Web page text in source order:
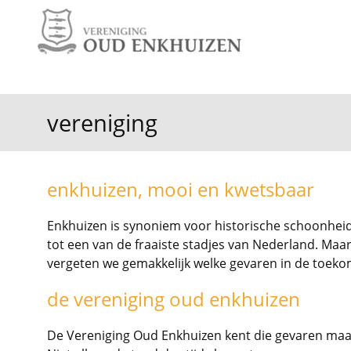
vereniging
enkhuizen, mooi en kwetsbaar
Enkhuizen is synoniem voor historische
tot een van de fraaiste stadjes van Nederland.
vergeten we gemakkelijk welke gevaren in de
de vereniging oud enkhuizen
De Vereniging Oud Enkhuizen kent die gevaren